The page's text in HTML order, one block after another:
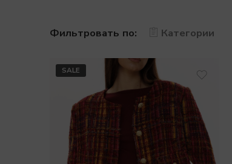
Фильтровать по: Категории
SALE